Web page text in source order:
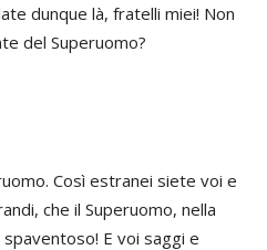
dunque là, fratelli miei! Non
del Superuomo?
Così estranei siete voi e
che il Superuomo, nella
E voi saggi e